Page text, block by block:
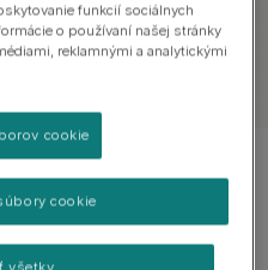
o mačkách
funkcií sociálnych
o používaní našej stránky
reklamnými a analytickými
cookie
všetky
cookie